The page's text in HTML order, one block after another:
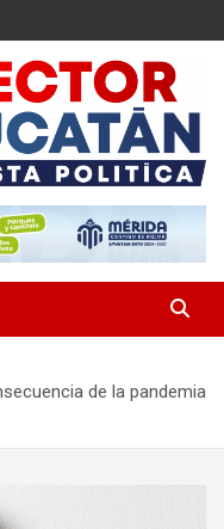
de la pandemia